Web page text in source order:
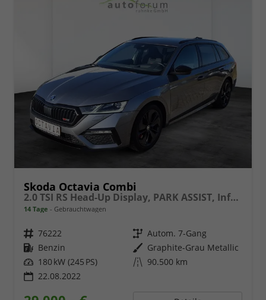
Skoda Octavia Combi
2.0 TSI RS Head-Up Display, PARK ASSIST, Infotainment Columbus
14 Tage Gebrauchtwagen
Fahrzeugnr. 76222 Getriebe Autom. 7-Gang
Kraftstoff Benzin Außenfarbe Graphite-Grau Metallic
Leistung 180 kW (245 PS) Kilometerstand 90.500 km
22.08.2022